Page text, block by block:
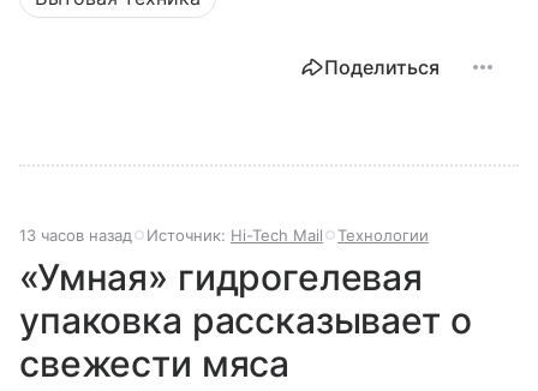
Поделиться
13 часов назад Источник: Hi-Tech Mail Технологии
«Умная» гидрогелевая
упаковка рассказывает о
свежести мяса